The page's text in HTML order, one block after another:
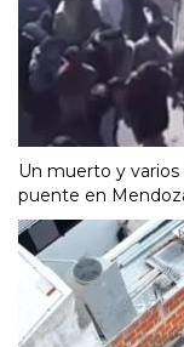
Un muerto y varios
puente en